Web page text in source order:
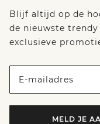
Blijf altijd op de
de nieuwste
exclusieve
E-mailadres
MELD JE